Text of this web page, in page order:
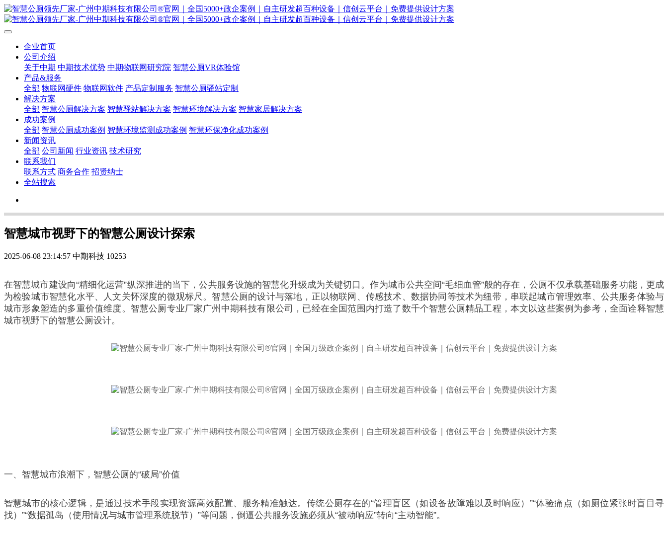
企业首页
公司介绍
关于中期 中期技术优势 中期物联网研究院 智慧公厕VR体验馆
产品&服务
全部 物联网硬件 物联网软件 产品定制服务 智慧公厕驿站定制
解决方案
全部 智慧公厕解决方案 智慧驿站解决方案 智慧环境解决方案 智慧家居解决方案
成功案例
全部 智慧公厕成功案例 智慧环境监测成功案例 智慧环保净化成功案例
新闻资讯
全部 公司新闻 行业资讯 技术研究
联系我们
联系方式 商务合作 招贤纳士
全站搜索
智慧城市视野下的智慧公厕设计探索
2025-06-08 23:14:57 中期科技 10253
在智慧城市建设向“精细化运营”纵深推进的当下，公共服务设施的智慧化升级成为关键切口。作为城市公共空间“毛细血管”般的存在，公厕不仅承载基础服务功能，更成
为检验城市智慧化水平、人文关怀深度的微观标尺。智慧公厕的设计与落地，正以物联网、传感技术、数据协同等技术为纽带，串联起城市管理效率、公共服务体验与
城市形象塑造的多重价值维度。智慧公厕专业厂家广州中期科技有限公司，已经在全国范围内打造了数千个智慧公厕精品工程，本文以这些案例为参考，全面诠释智慧
城市视野下的智慧公厕设计。
一、智慧城市浪潮下，智慧公厕的“破局”价值
智慧城市的核心逻辑，是通过技术手段实现资源高效配置、服务精准触达。传统公厕存在的“管理盲区（如设备故障难以及时响应）”“体验痛点（如厕位紧张时盲目寻
找）”“数据孤岛（使用情况与城市管理系统脱节）”等问题，倒逼公共服务设施必须从“被动响应”转向“主动智能”。